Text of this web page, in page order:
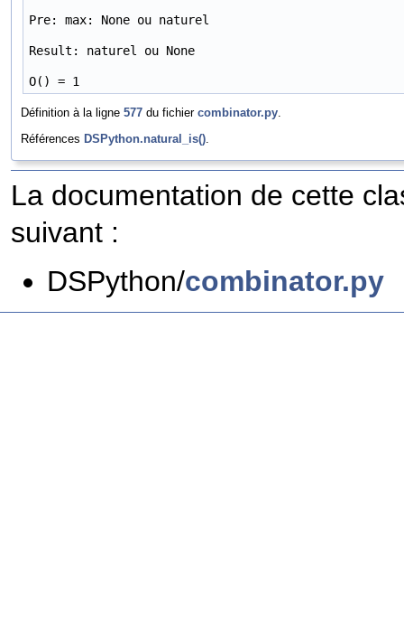
Pre: max: None ou naturel
Result: naturel ou None
O() = 1
Définition à la ligne 577 du fichier combinator.py.
Références DSPython.natural_is().
La documentation de cette
suivant :
DSPython/combinator.py